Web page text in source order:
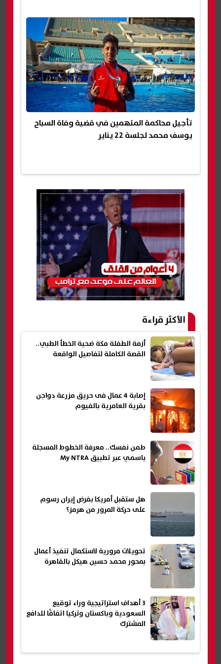
تأجيل محاكمة المتهمين في قضية وفاة السباح
يوسف محمد لجلسة 22 يناير
الأكثر قراءة
أزمة الطفلة مكة ضحية الخطأ الطبي..
القصة الكاملة لتفاصيل الواقعة
إصابة 4 عمال فى حريق مزرعة دواجن
بقرية العامرية بالفيوم
طمن نفسك.. معرفة الخطوط المسجلة
باسمي عبر تطبيق My NTRA
هل ستقبل أمريكا بفرض إيران رسوم
على حركة المرور من هرمز؟
تحويلات مرورية لاستكمال تنفيذ أعمال
بمحور محمد حسين هيكل بالقاهرة
3 أهداف استراتيجية وراء توقيع
السعودية وباكستان وتركيا اتفاقًا للدافع
المشترك